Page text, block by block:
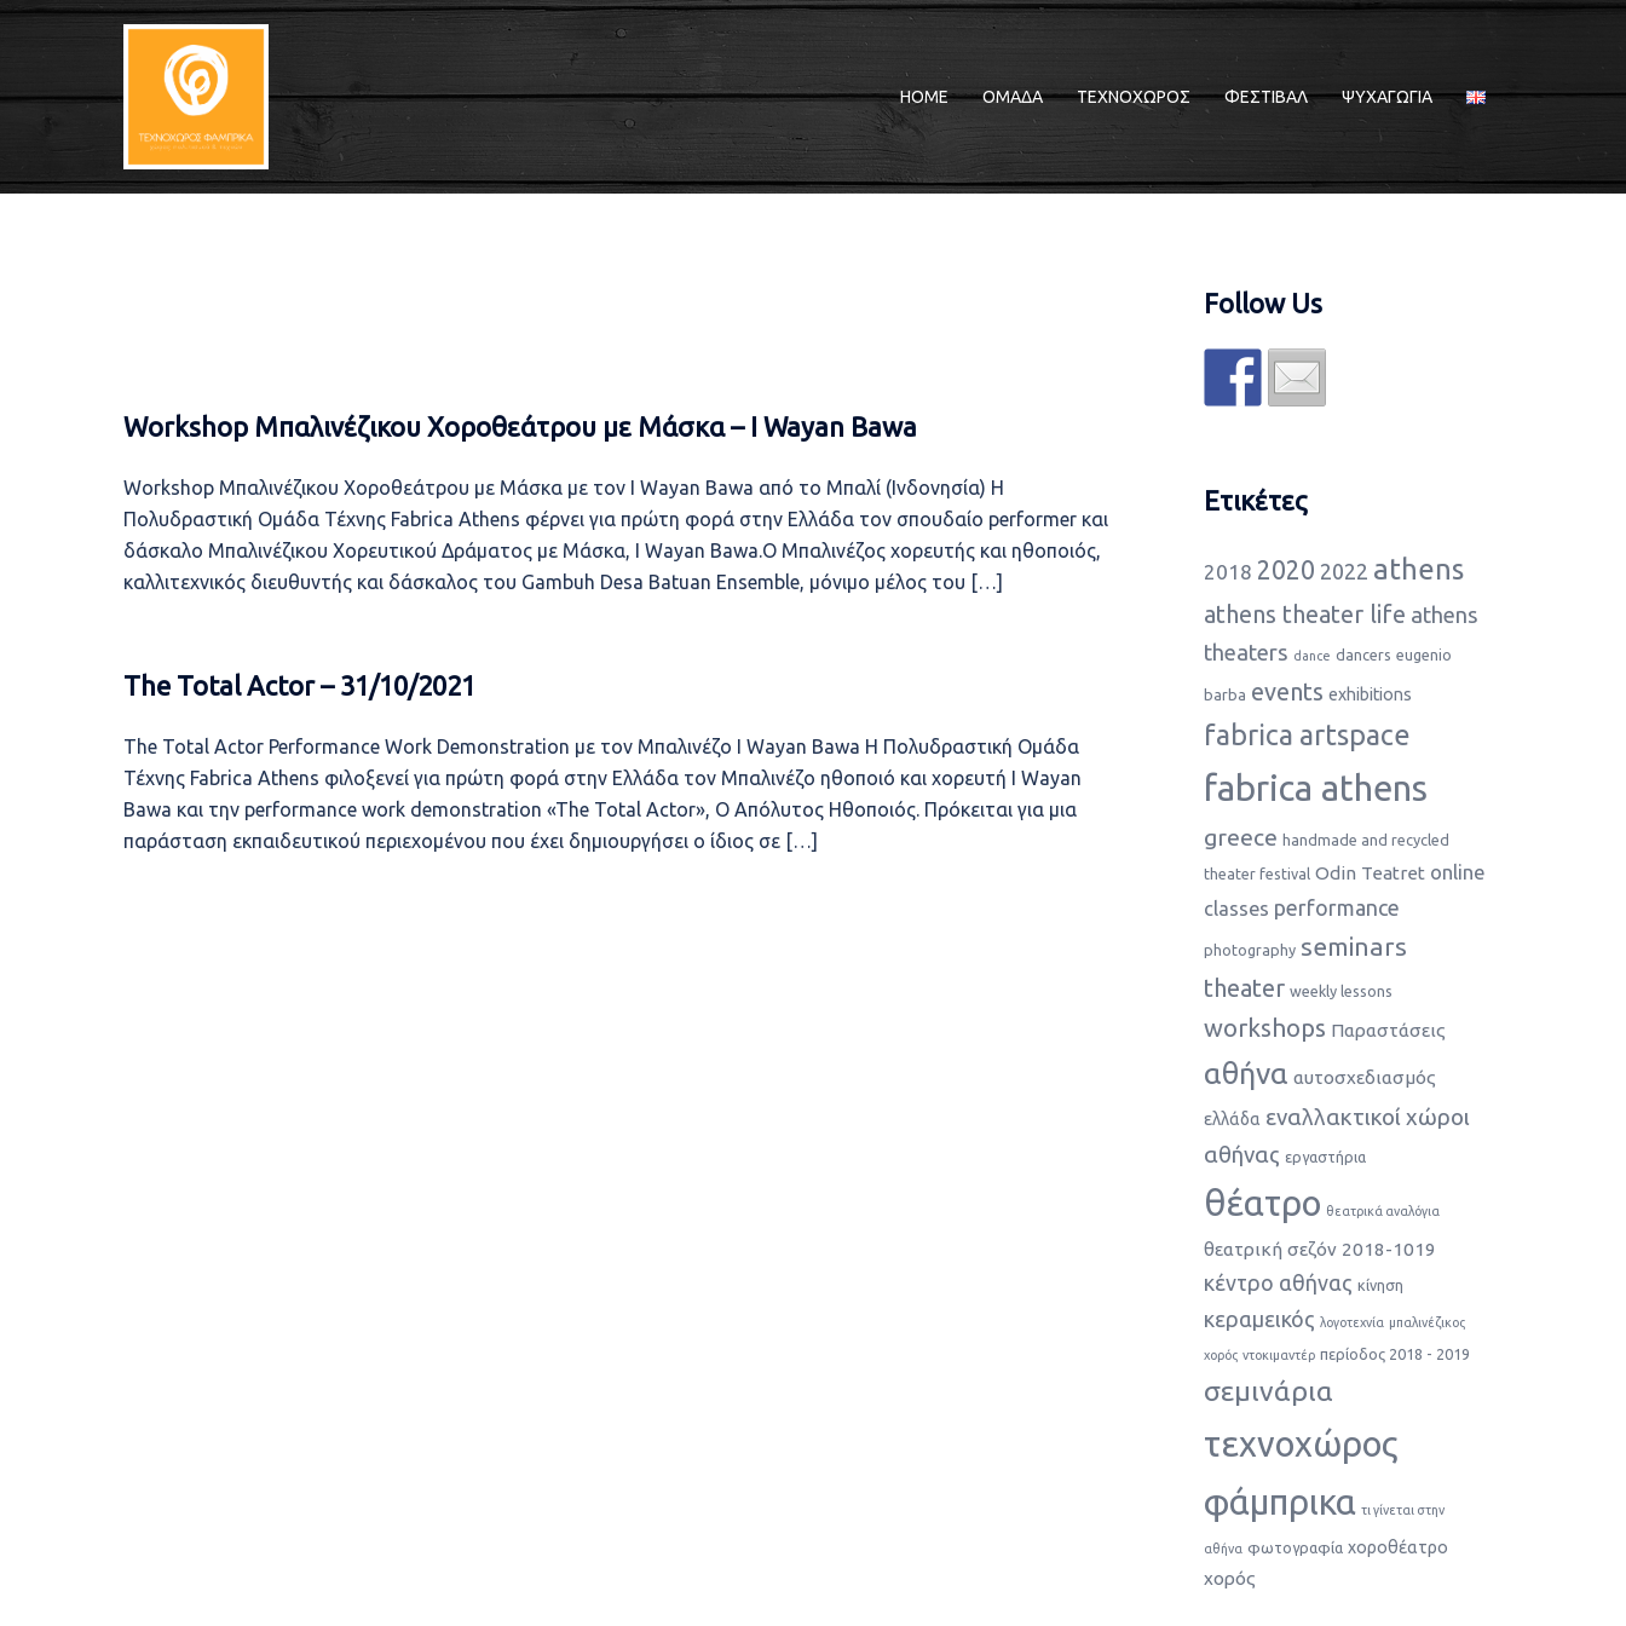
Skip
HOME ΟΜΑΔΑ ΤΕΧΝΟΧΩΡΟΣ ΦΕΣΤΙΒΑΛ ΨΥΧΑΓΩΓΙΑ
Workshop Μπαλινέζικου Χοροθεάτρου με Μάσκα – I Wayan Bawa
Workshop Μπαλινέζικου Χοροθεάτρου με Μάσκα με τον I Wayan Bawa από το Μπαλί (Ινδονησία) Η
Πολυδραστική Ομάδα Τέχνης Fabrica Athens φέρνει για πρώτη φορά στην Ελλάδα τον σπουδαίο performer και
δάσκαλο Μπαλινέζικου Χορευτικού Δράματος με Μάσκα, I Wayan Bawa.Ο Μπαλινέζος χορευτής και ηθοποιός,
καλλιτεχνικός διευθυντής και δάσκαλος του Gambuh Desa Batuan Ensemble, μόνιμο μέλος του […]
The Total Actor – 31/10/2021
The Total Actor Performance Work Demonstration με τον Μπαλινέζο I Wayan Bawa Η Πολυδραστική Ομάδα
Τέχνης Fabrica Athens φιλοξενεί για πρώτη φορά στην Ελλάδα τον Μπαλινέζο ηθοποιό και χορευτή I Wayan
Bawa και την performance work demonstration «The Total Actor», Ο Απόλυτος Ηθοποιός. Πρόκειται για μια
παράσταση εκπαιδευτικού περιεχομένου που έχει δημιουργήσει ο ίδιος σε […]
Follow Us
Ετικέτες
2018 2020 2022 athens
athens theater life athens
theaters dance dancers eugenio
barba events exhibitions
fabrica artspace
fabrica athens
greece handmade and recycled
theater festival Odin Teatret online
classes performance
photography seminars
theater weekly lessons
workshops Παραστάσεις
αθήνα αυτοσχεδιασμός
ελλάδα εναλλακτικοί χώροι
αθήνας εργαστήρια
θέατρο θεατρικά αναλόγια
θεατρική σεζόν 2018-1019
κέντρο αθήνας κίνηση
κεραμεικός λογοτεχνία μπαλινέζικος
χορός ντοκιμαντέρ περίοδος 2018 - 2019
σεμινάρια
τεχνοχώρος
φάμπρικα τι γίνεται στην
αθήνα φωτογραφία χοροθέατρο
χορός